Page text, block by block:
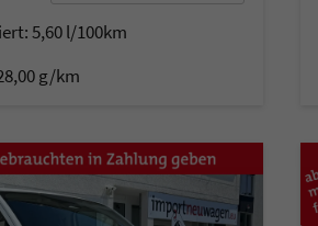
5,60 l/100km
g/km